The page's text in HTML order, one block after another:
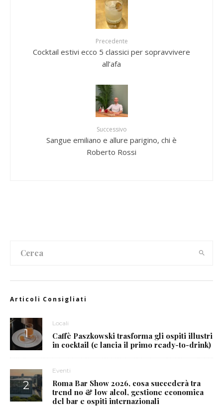
Precedente
Cocktail estivi ecco 5 classici per sopravvivere
all’afa
Successivo
Sangue emiliano e allure parigino, chi è
Roberto Rossi
Articoli Consigliati
Locali
Caffè Paszkowski trasforma gli ospiti illustri
in cocktail (e lancia il primo ready-to-drink)
Eventi
Roma Bar Show 2026, cosa succederà tra
trend no & low alcol, gestione economica
del bar e ospiti internazionali